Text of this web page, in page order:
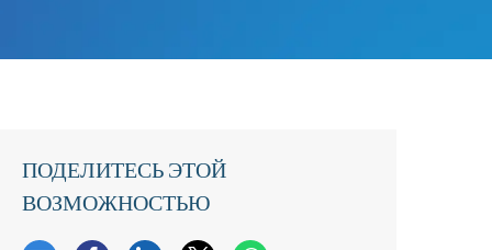
ПОДЕЛИТЕСЬ ЭТОЙ
ВОЗМОЖНОСТЬЮ